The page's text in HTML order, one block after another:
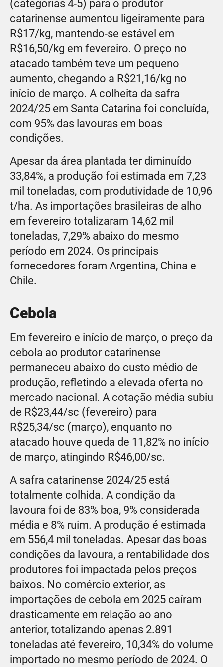
(categorias 4-5) para o produtor
catarinense aumentou ligeiramente para
R$17/kg, mantendo-se estável em
R$16,50/kg em fevereiro. O preço no
atacado também teve um pequeno
aumento, chegando a R$21,16/kg no
início de março. A colheita da safra
2024/25 em Santa Catarina foi concluída,
com 95% das lavouras em boas
condições.
Apesar da área plantada ter diminuído
33,84%, a produção foi estimada em 7,23
mil toneladas, com produtividade de 10,96
t/ha. As importações brasileiras de alho
em fevereiro totalizaram 14,62 mil
toneladas, 7,29% abaixo do mesmo
período em 2024. Os principais
fornecedores foram Argentina, China e
Chile.
Cebola
Em fevereiro e início de março, o preço da
cebola ao produtor catarinense
permaneceu abaixo do custo médio de
produção, refletindo a elevada oferta no
mercado nacional. A cotação média subiu
de R$23,44/sc (fevereiro) para
R$25,34/sc (março), enquanto no
atacado houve queda de 11,82% no início
de março, atingindo R$46,00/sc.
A safra catarinense 2024/25 está
totalmente colhida. A condição da
lavoura foi de 83% boa, 9% considerada
média e 8% ruim. A produção é estimada
em 556,4 mil toneladas. Apesar das boas
condições da lavoura, a rentabilidade dos
produtores foi impactada pelos preços
baixos. No comércio exterior, as
importações de cebola em 2025 caíram
drasticamente em relação ao ano
anterior, totalizando apenas 2.891
toneladas até fevereiro, 10,34% do volume
importado no mesmo período de 2024. O